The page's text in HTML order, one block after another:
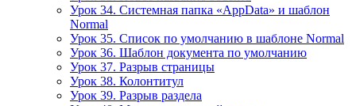
Урок 34. Системная папка «AppData» и шаблон
Normal
Урок 35. Список по умолчанию в шаблоне Normal
Урок 36. Шаблон документа по умолчанию
Урок 37. Разрыв страницы
Урок 38. Колонтитул
Урок 39. Разрыв раздела